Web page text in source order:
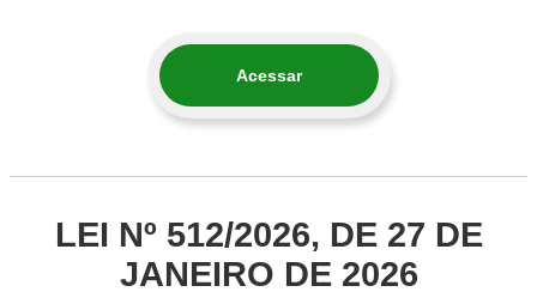
Acessar
LEI Nº 512/2026, DE 27 DE
JANEIRO DE 2026